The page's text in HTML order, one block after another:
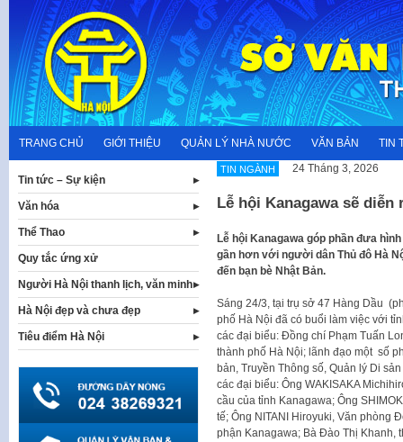
content
TRANG CHỦ GIỚI THIỆU QUẢN LÝ NHÀ NƯỚC VĂN BẢN TIN
TIN NGÀNH 24 Tháng 3, 2026
Lễ hội Kanagawa sẽ diễn
Lễ hội Kanagawa góp phần đưa
gần hơn với người dân Thủ đô Hà
đến bạn bè Nhật Bản.
Sáng 24/3, tại trụ sở 47 Hàng Dầu
phố Hà Nội đã có buổi làm việc với
các đại biểu: Đồng chí Phạm Tuấn
thành phố Hà Nội; lãnh đạo một số
bản, Truyền Thông số, Quản lý Di
các đại biểu: Ông WAKISAKA
cầu của tỉnh Kanagawa; Ông
tế; Ông NITANI Hiroyuki, Văn phòng
phận Kanagawa; Bà Đào Thị Khanh,
Tin tức – Sự kiện
Văn hóa
Thể Thao
Quy tắc ứng xử
Người Hà Nội thanh lịch, văn minh
Hà Nội đẹp và chưa đẹp
Tiêu điểm Hà Nội